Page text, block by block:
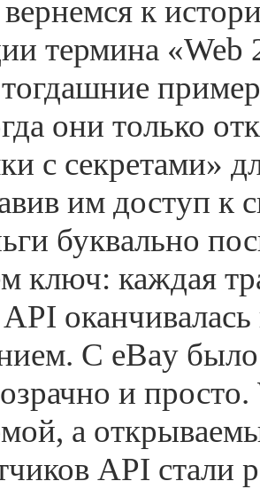
к
термина «Web
тогдашние
они только
с секретами»
им доступ к
буквально
ключ: каждая
С eBay
и
а
API стали